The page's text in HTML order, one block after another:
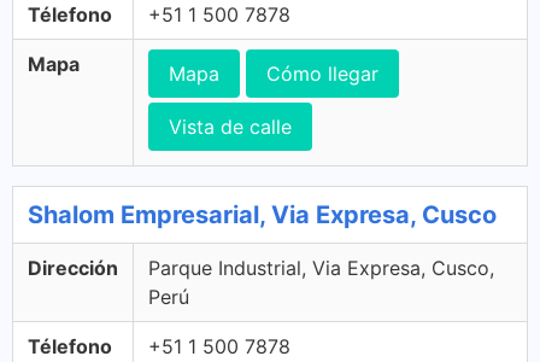
Télefono +51 1 500 7878
Mapa Mapa Cómo llegar
Vista de calle
Shalom Empresarial, Via Expresa, Cusco
Dirección
Parque Industrial, Via Expresa, Cusco,
Perú
Télefono +51 1 500 7878